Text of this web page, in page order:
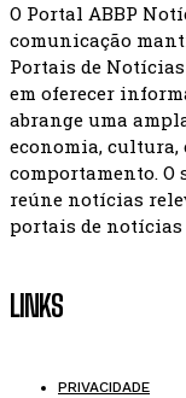
O Portal ABBP
comunicação
Portais de Notícias
em oferecer
abrange uma
economia, cultura,
comportamento. O
reúne notícias
portais de notícias
LINKS
PRIVACIDADE